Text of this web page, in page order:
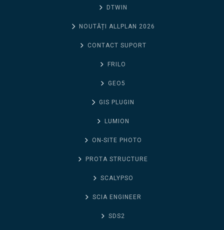
DTWIN
NOUTĂȚI ALLPLAN 2026
CONTACT SUPORT
FRILO
GEO5
GIS PLUGIN
LUMION
ON-SITE PHOTO
PROTA STRUCTURE
SCALYPSO
SCIA ENGINEER
SDS2